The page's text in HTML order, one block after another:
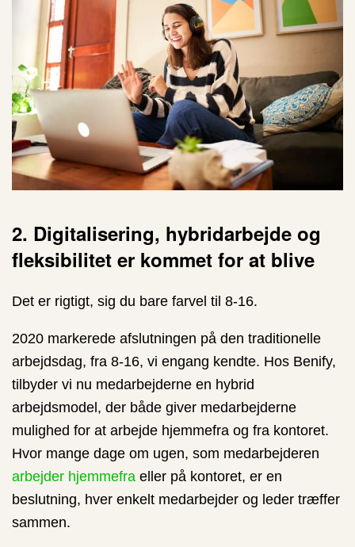
2. Digitalisering, hybridarbejde og
fleksibilitet er kommet for at blive
Det er rigtigt, sig du bare farvel til 8-16.
2020 markerede afslutningen på den traditionelle
arbejdsdag, fra 8-16, vi engang kendte. Hos Benify,
tilbyder vi nu medarbejderne en hybrid
arbejdsmodel, der både giver medarbejderne
mulighed for at arbejde hjemmefra og fra kontoret.
Hvor mange dage om ugen, som medarbejderen
arbejder hjemmefra eller på kontoret, er en
beslutning, hver enkelt medarbejder og leder træffer
sammen.